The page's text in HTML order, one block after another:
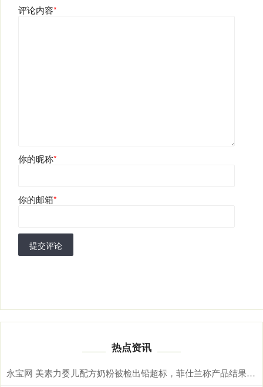
评论内容*
你的昵称*
你的邮箱*
提交评论
热点资讯
永宝网 美素力婴儿配方奶粉被检出铅超标，菲仕兰称产品结果符合标准并要求复核